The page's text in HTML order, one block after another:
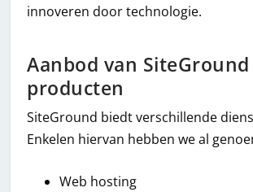
innoveren door technologie.
Aanbod van SiteGround
producten
SiteGround biedt verschillende
Enkelen hiervan hebben we al
Web hosting